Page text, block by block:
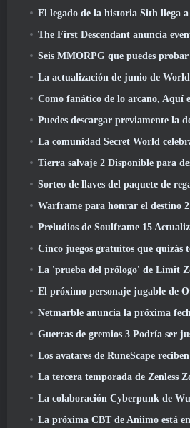
El legado de la historia Sith llega a su conclusión hoy
The First Descendant anuncia evento de
Seis MMORPG que puedes probar
La actualización de junio de World Of Warships celebra el Día de la
Como fanático de lo arcano, Aquí está 5 Cosas
Puedes descargar previamente la demostración de Steam Next
La comunidad Secret World celebra el 14º aniversario con
Tierra salvaje 2 Disponible para descargar gratis
Sorteo de llaves del paquete de
Warframe para honrar el destino 2 Con título y
Preludios de Soulframe 15
Cinco juegos gratuitos que quizás te guste
La 'prueba del prólogo' de Limit Zero
El próximo personaje jugable de Overwatch parece ser un
Netmarble anuncia la próxima fecha de
Guerras de gremios 3 Podría ser justo lo que la
Los avatares de RuneScape reciben una revisión en la mayor
La tercera temporada de Zenless Zone Zero comienza con un viaje a una
La colaboración Cyberpunk de Wuthering Waves es exactamente lo que
La próxima CBT de Aniimo está en camino... Y,